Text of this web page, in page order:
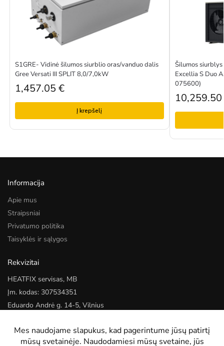
S1GRE- Vidinė šilumos siurblio oras/vanduo dalis
Gree Versati III SPLIT 8,0/7,0kW
1,457.05 €
Į krepšelį
Šilumos
Excellia S Duo
075600)
10,259.50
Informacija
Apie mus
Straipsniai
Privatumo politika
Taisyklės ir sąlygos
Rekvizitai
HEATFIX servisas, MB
Įm. kodas: 307534351
Eduardo Andrė g. 14-5, Vilnius
Kontaktai